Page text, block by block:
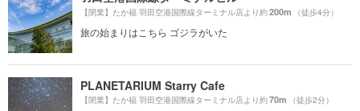
【閉業】たか福 羽田空港国際線ターミナル店より約200m （徒歩4分）
旅の始まりはこちら ゴジラがいた
PLANETARIUM Starry Cafe
【閉業】たか福 羽田空港国際線ターミナル店より約70m （徒歩2分）